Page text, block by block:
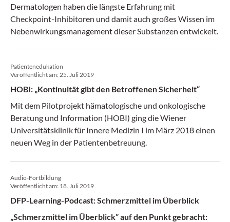
Dermatologen haben die längste Erfahrung mit
Checkpoint-Inhibitoren und damit auch großes Wissen im
Neben­wirkungsmanagement dieser Substanzen entwickelt.
Patientenedukation
Veröffentlicht am:25. Juli 2019
HOBI: „Kontinuität gibt den Betroffenen Sicherheit“
Mit dem Pilotprojekt hämatologische und onkologische
Beratung und Information (HOBI) ging die Wiener
Universitätsklinik für Innere Medizin I im März 2018 einen
neuen Weg in der Patientenbetreuung.
Audio-Fortbildung
Veröffentlicht am: 18. Juli 2019
DFP-Learning-Podcast: Schmerzmittel im Überblick
„Schmerzmittel im Überblick” auf den Punkt gebracht: